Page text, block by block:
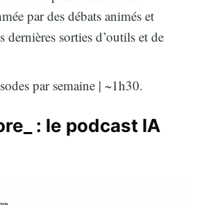
par des débats animés et
dernières sorties d’outils et de
par semaine | ~1h30.
: le podcast IA